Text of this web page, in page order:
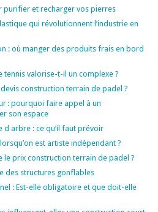
purifier et recharger vos pierres
qui révolutionnent l’industrie en
: où manger des produits frais en bord
tennis valorise-t-il un complexe ?
construction terrain de padel ?
: pourquoi faire appel à un
son espace
d arbre : ce qu’il faut prévoir
est artiste indépendant ?
le prix construction terrain de padel ?
des structures gonflables
: Est-elle obligatoire et que doit-elle